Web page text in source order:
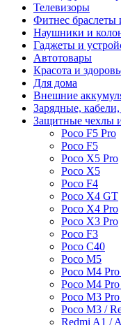
Телевизоры
Фитнес браслеты
Наушники и
Гаджеты и
Автотовары
Красота и
Для дома
Внешние
Зарядные,
Защитные чехлы
Poco F5 Pro
Poco F5
Poco X5 Pro
Poco X5
Poco F4
Poco X4 GT
Poco X4 Pro
Poco X3 Pro
Poco F3
Poco C40
Poco M5
Poco M4
Poco M4
Poco M3
Poco M3 /
Redmi A1 /